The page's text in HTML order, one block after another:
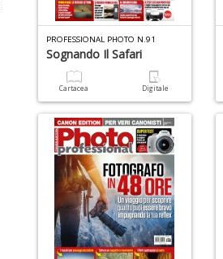
PROFESSIONAL PHOTO N.91
Sognando Il Safari
Cartacea Digitale